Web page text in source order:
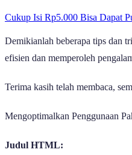
Cukup Isi Rp5.000 Bisa Dapat
Demikianlah beberapa tips dan
efisien dan memperoleh
Terima kasih telah membaca,
Mengoptimalkan Penggunaan
Judul HTML: